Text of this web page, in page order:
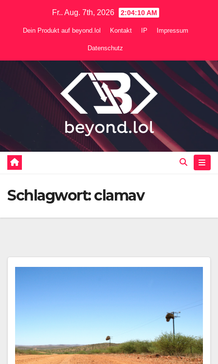
Fr.. Aug. 7th, 2026 2:04:11 AM
Dein Produkt auf beyond.lol Kontakt IP Impressum
Datenschutz
Schlagwort:clamav